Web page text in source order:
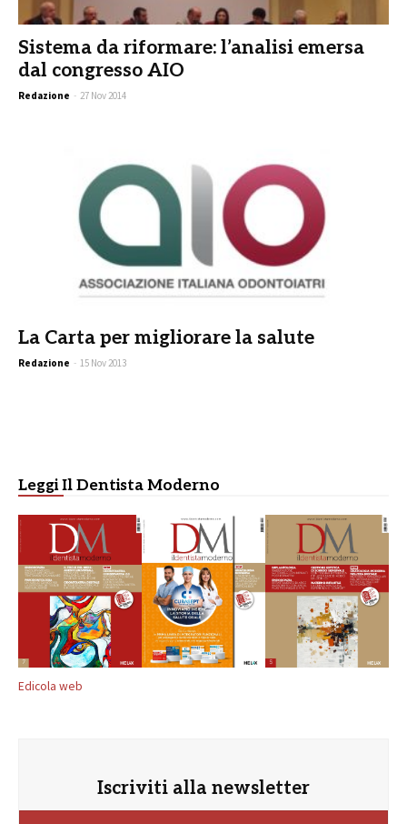
Sistema da riformare: l’analisi emersa
dal congresso AIO
Redazione - 27 Nov 2014
La Carta per migliorare la salute
Redazione - 15 Nov 2013
Leggi Il Dentista Moderno
Edicola web
Iscriviti alla newsletter